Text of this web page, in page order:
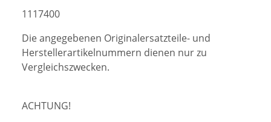
1117400
Die angegebenen Originalersatzteile- und
Herstellerartikelnummern dienen nur zu
Vergleichszwecken.
ACHTUNG!